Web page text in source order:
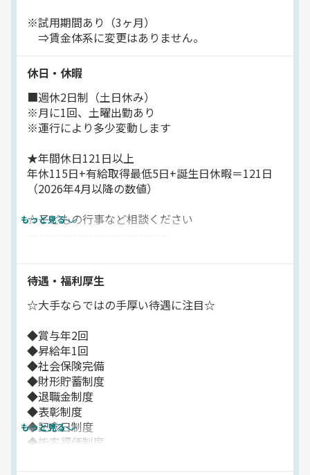
資格取得支援制度を使って
会社負担で免許が取れますよ◎
★平均月給35万～40万！
安定収入を約束します！
━━━━━━━━━━━━━
家族がいる方でも安心の収入♪
もちろん賞与も年2回支給します！
※試用期間あり（3ヶ月）
⇒賃金体系に変更はありません。
休日・休暇
■週休2日制（土日休み）
※月に1回、土曜出勤あり
※運行により多少変動します
★年間休日121日以上
年休115日+有給取得最低5日+誕生日休暇＝121日
（2026年4月以降の数値）
☆子どもの行事など相談ください
もっと見る
待遇・福利厚生
☆大手ならではの手厚い待遇に注目☆
◆賞与年2回
◆昇給年1回
◆社会保険完備
◆財形貯蓄制度
◆退職金制度
◆表彰制度
◆記念日制度
◆能率評価制度
もっと見る